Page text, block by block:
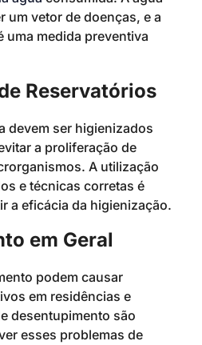
um vetor de doenças, e a
uma medida preventiva
Reservatórios
devem ser higienizados
a proliferação de
A utilização
e técnicas corretas é
a eficácia da higienização.
em Geral
podem causar
em residências e
desentupimento são
esses problemas de